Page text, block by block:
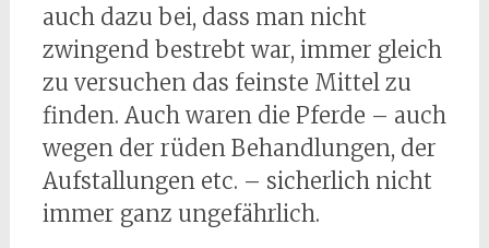
auch dazu bei, dass man nicht
zwingend bestrebt war, immer gleich
zu versuchen das feinste Mittel zu
finden. Auch waren die Pferde – auch
wegen der rüden Behandlungen, der
Aufstallungen etc. – sicherlich nicht
immer ganz ungefährlich.